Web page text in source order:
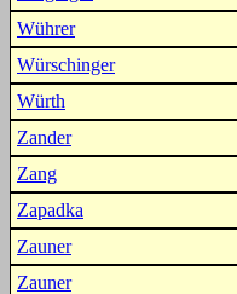
Wührer
Würschinger
Würth
Zander
Zang
Zapadka
Zauner
Zauner